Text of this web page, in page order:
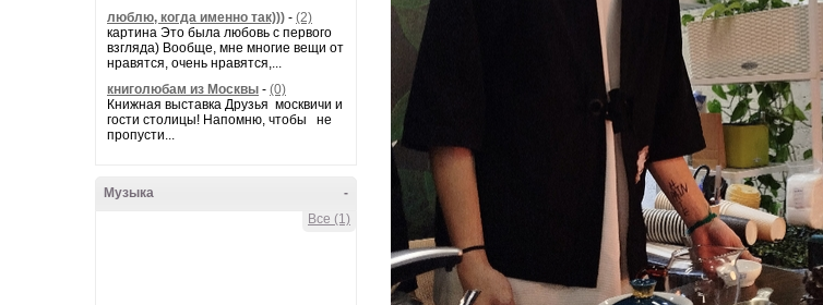
люблю, когда именно так))) - (2)
картина Это была любовь с первого
взгляда) Вообще, мне многие вещи от
нравятся, очень нравятся,...
книголюбам из Москвы - (0)
Книжная выставка Друзья москвичи и
гости столицы! Напомню, чтобы не
пропусти...
-
Музыка
Все (1)